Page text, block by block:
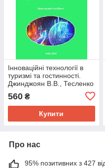
Інноваційні технології в
туризмі та гостинності.
Джинджоян В.В., Тесленко
560 ₴
Купити
Про нас
95% позитивних з 427